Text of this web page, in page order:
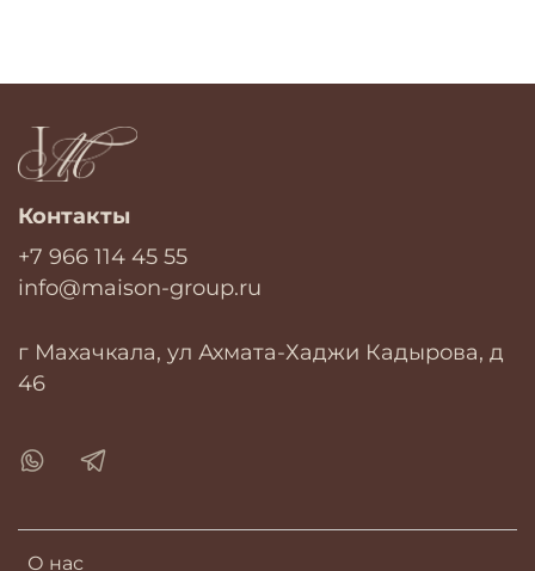
О нас
Контакты
+7 966 114 45 55
info@maison-group.ru
г Махачкала, ул Ахмата-Хаджи Кадырова, д
46